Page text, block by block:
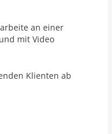
an einer
mit Video
Klienten ab